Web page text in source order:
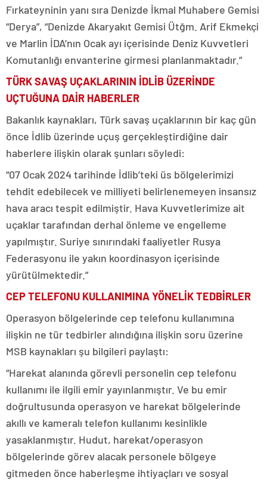
Fırkateyninin yanı sıra Denizde İkmal Muhabere Gemisi
“Derya”, “Denizde Akaryakıt Gemisi Ütğm. Arif Ekmekçi
ve Marlin İDA’nın Ocak ayı içerisinde Deniz Kuvvetleri
Komutanlığı envanterine girmesi planlanmaktadır.”
TÜRK SAVAŞ UÇAKLARININ İDLİB ÜZERİNDE
UÇTUĞUNA DAİR HABERLER
Bakanlık kaynakları, Türk savaş uçaklarının bir kaç gün
önce İdlib üzerinde uçuş gerçekleştirdiğine dair
haberlere ilişkin olarak şunları söyledi:
“07 Ocak 2024 tarihinde İdlib’teki üs bölgelerimizi
tehdit edebilecek ve milliyeti belirlenemeyen insansız
hava aracı tespit edilmiştir. Hava Kuvvetlerimize ait
uçaklar tarafından derhal önleme ve engelleme
yapılmıştır. Suriye sınırındaki faaliyetler Rusya
Federasyonu ile yakın koordinasyon içerisinde
yürütülmektedir.”
CEP TELEFONU KULLANIMINA YÖNELİK TEDBİRLER
Operasyon bölgelerinde cep telefonu kullanımına
ilişkin ne tür tedbirler alındığına ilişkin soru üzerine
MSB kaynakları şu bilgileri paylaştı:
“Harekat alanında görevli personelin cep telefonu
kullanımı ile ilgili emir yayınlanmıştır. Ve bu emir
doğrultusunda operasyon ve harekat bölgelerinde
akıllı ve kameralı telefon kullanımı kesinlikle
yasaklanmıştır. Hudut, harekat/operasyon
bölgelerinde görev alacak personele bölgeye
gitmeden önce haberleşme ihtiyaçları ve sosyal